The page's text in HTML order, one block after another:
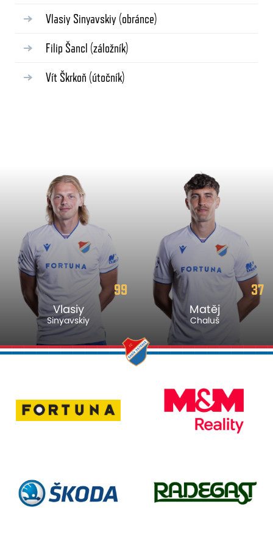
Vlasiy Sinyavskiy (obránce)
Filip Šancl (záložník)
Vít Škrkoň (útočník)
99
Vlasiy
Sinyavskiy
37
Matěj
Chaluš